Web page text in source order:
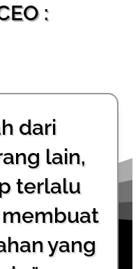
:
dari
lain,
terlalu
yang